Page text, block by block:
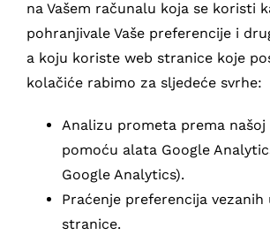
na Vašem računalu koja se koristi
pohranjivale Vaše preferencije i
a koju koriste web stranice koje
kolačiće rabimo za sljedeće svrhe:
Analizu prometa prema
pomoću alata Google
Google Analytics).
Praćenje preferencija vezanih
stranice.